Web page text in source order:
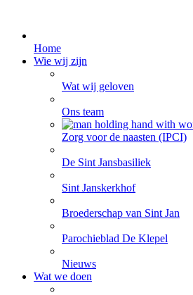
Home
Wie wij zijn
Wat wij geloven
Ons team
Zorg voor de naasten (IPCI)
De Sint Jansbasiliek
Sint Janskerkhof
Broederschap van Sint Jan
Parochieblad De Klepel
Nieuws
Wat we doen